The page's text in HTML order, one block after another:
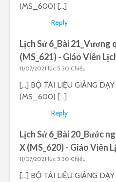
(MS_600) […]
Reply
Lịch Sử 6_Bài 21_Vương
(MS_621) - Giáo Viên
11/07/2021 lúc 5:30 Chiều
[…] BỘ TÀI LIỆU GIẢNG
(MS_600) […]
Reply
Lịch Sử 6_Bài 20_Bước
X (MS_620) - Giáo Viên
11/07/2021 lúc 5:30 Chiều
[…] BỘ TÀI LIỆU GIẢNG